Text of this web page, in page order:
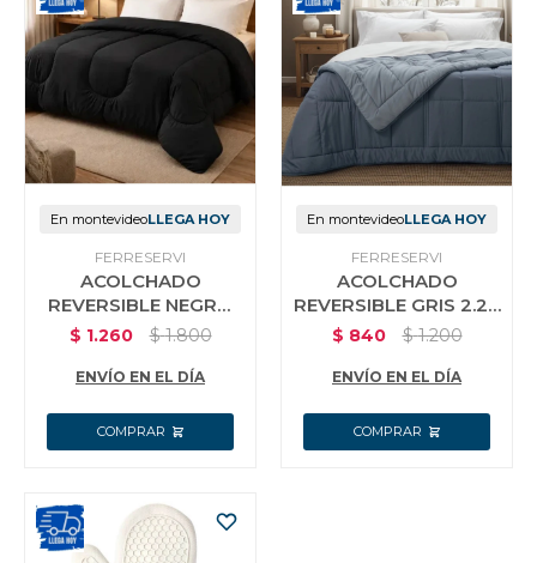
En montevideoLLEGA HOY
FERRESERVI
ACOLCHADO
REVERSIBLE NEGRO
2.20 X 2.40 MT 2
$ 1.260 $ 1.800
ENVÍO EN EL DÍA
En montevideoLLEGA HOY
FERRESERVI
ACOLCHADO
REVERSIBLE GRIS 2.20
X 2.40 MT 2 PLAZAS
$ 840 $ 1.200
ENVÍO EN EL DÍA
Ferretería
Vestimenta y calzado